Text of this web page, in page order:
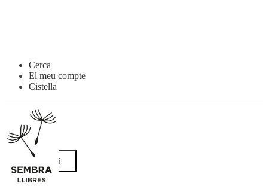
Salta
navegació
contingut
Cerca
El meu compte
Cistella
Menú